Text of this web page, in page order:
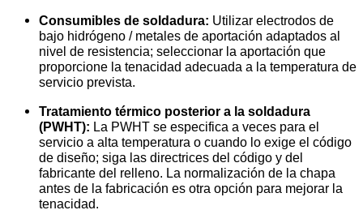
Consumibles de soldadura: Utilizar electrodos de
bajo hidrógeno / metales de aportación adaptados al
nivel de resistencia; seleccionar la aportación que
proporcione la tenacidad adecuada a la temperatura de
servicio prevista.
Tratamiento térmico posterior a la soldadura
(PWHT): La PWHT se especifica a veces para el
servicio a alta temperatura o cuando lo exige el código
de diseño; siga las directrices del código y del
fabricante del relleno. La normalización de la chapa
antes de la fabricación es otra opción para mejorar la
tenacidad.